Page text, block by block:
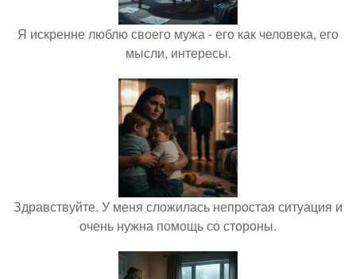
Я искренне люблю своего мужа - его как человека, его
мысли, интересы.
Здравствуйте. У меня сложилась непростая ситуация и
очень нужна помощь со стороны.